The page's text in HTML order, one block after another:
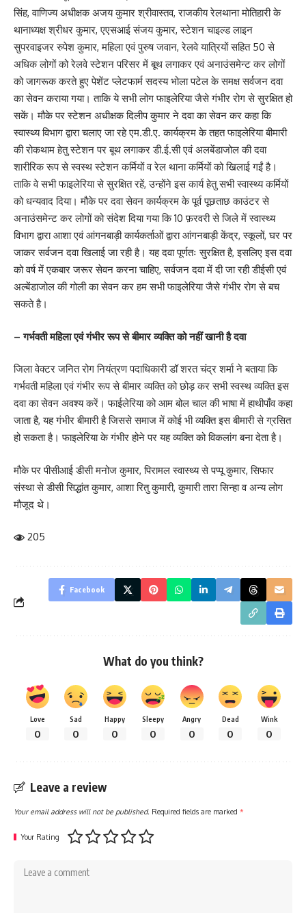
सिंह, वाणिज्य अधीक्षक अजय कुमार श्रीवास्तव, राजकीय रेलथाना मोतिहारी के
थानाध्यक्ष श्रीधर कुमार, एएसआई संजय कुमार, स्टेशन चाइल्ड लाइन
सुपरवाइजर रुपेश कुमार, महिला एवं पुरुष जवान, रेलवे यात्रियों सहित 50 से
अधिक लोगों को रेलवे स्टेशन परिसर में बूथ लगाकर एवं अनाउंसमेन्ट कर लोगों
को जागरूक करते हुए पेशेंट प्लेटफार्म सदस्य भोला पटेल के समक्ष सर्वजन दवा
का सेवन कराया गया। ताकि ये सभी लोग फाइलेरिया जैसे गंभीर रोग से सुरक्षित हो
सकें। मौके पर स्टेशन अधीक्षक दिलीप कुमार ने दवा का सेवन कर कहा कि
स्वास्थ्य विभाग द्वारा चलाए जा रहे एम.डी.ए. कार्यक्रम के तहत फाइलेरिया बीमारी
की रोकथाम हेतु स्टेशन पर बूथ लगाकर डी.ई.सी एवं अलबेंडाजोल की दवा
शारीरिक रूप से स्वस्थ स्टेशन कर्मियों व रेल थाना कर्मियों को खिलाई गईं है।
ताकि वे सभी फाइलेरिया से सुरक्षित रहें, उन्होंने इस कार्य हेतु सभी स्वास्थ्य कर्मियों
को धन्यवाद दिया। मौके पर दवा सेवन कार्यक्रम के पूर्व पूछताछ काउंटर से
अनाउंसमेन्ट कर लोगों को संदेश दिया गया कि 10 फ़रवरी से जिले में स्वास्थ्य
विभाग द्वारा आशा एवं आंगनबाड़ी कार्यकर्ताओं द्वारा आंगनबाड़ी केंद्र, स्कूलों, घर पर
जाकर सर्वजन दवा खिलाई जा रही है। यह दवा पूर्णतः सुरक्षित है, इसलिए इस दवा
को वर्ष में एकबार जरूर सेवन करना चाहिए, सर्वजन दवा में दी जा रही डीईसी एवं
अल्बेंडाजोल की गोली का सेवन कर हम सभी फाइलेरिया जैसे गंभीर रोग से बच
सकते है।
– गर्भवती महिला एवं गंभीर रूप से बीमार व्यक्ति को नहीं खानी है दवा
जिला वेक्टर जनित रोग नियंत्रण पदाधिकारी डॉ शरत चंद्र शर्मा ने बताया कि
गर्भवती महिला एवं गंभीर रूप से बीमार व्यक्ति को छोड़ कर सभी स्वस्थ व्यक्ति इस
दवा का सेवन अवश्य करें। फाईलेरिया को आम बोल चाल की भाषा में हाथीपाँव कहा
जाता है, यह गंभीर बीमारी है जिससे समाज में कोई भी व्यक्ति इस बीमारी से ग्रसित
हो सकता है। फाइलेरिया के गंभीर होने पर यह व्यक्ति को विकलांग बना देता है।
मौके पर पीसीआई डीसी मनोज कुमार, पिरामल स्वास्थ्य से पप्पू कुमार, सिफार
संस्था से डीसी सिद्धांत कुमार, आशा रितु कुमारी, कुमारी तारा सिन्हा व अन्य लोग
मौजूद थे।
205
Facebook
What do you think?
Love
0
Sad
0
Happy
0
Sleepy
0
Angry
0
Dead
0
Wink
0
Leave a review
Your email address will not be published. Required fields are marked *
Your Rating